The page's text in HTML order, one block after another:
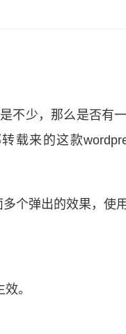
不少，那么是否有
载来的这款
个弹出的效果，使用
。